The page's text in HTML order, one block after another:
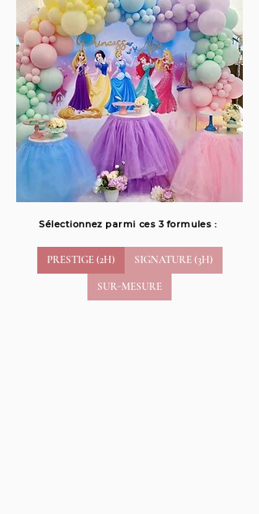
Sélectionnez parmi ces 3 formules :
PRESTIGE (2H) SIGNATURE (3H)
SUR-MESURE